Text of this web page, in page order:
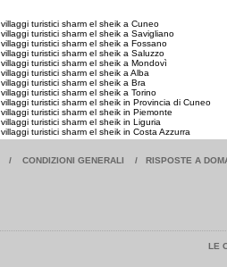
villaggi turistici sharm el sheik a Cuneo
villaggi turistici sharm el sheik a Savigliano
villaggi turistici sharm el sheik a Fossano
villaggi turistici sharm el sheik a Saluzzo
villaggi turistici sharm el sheik a Mondovì
villaggi turistici sharm el sheik a Alba
villaggi turistici sharm el sheik a Bra
villaggi turistici sharm el sheik a Torino
villaggi turistici sharm el sheik in Provincia di Cuneo
villaggi turistici sharm el sheik in Piemonte
villaggi turistici sharm el sheik in Liguria
villaggi turistici sharm el sheik in Costa Azzurra
/ CONDIZIONI GENERALI / RISPOSTE A
LE